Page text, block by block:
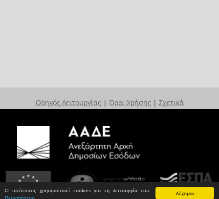
Δέχομαι
Ο ιστότοπος χρησιμοποιεί cookies για τη λειτουργία του.
Περισσότερα
Οδηγός Λειτουργίας | Όροι Χρήσης | Σχετικά